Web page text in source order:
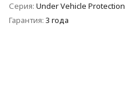
Серия: Under Vehicle Protection
Гарантия: 3 года